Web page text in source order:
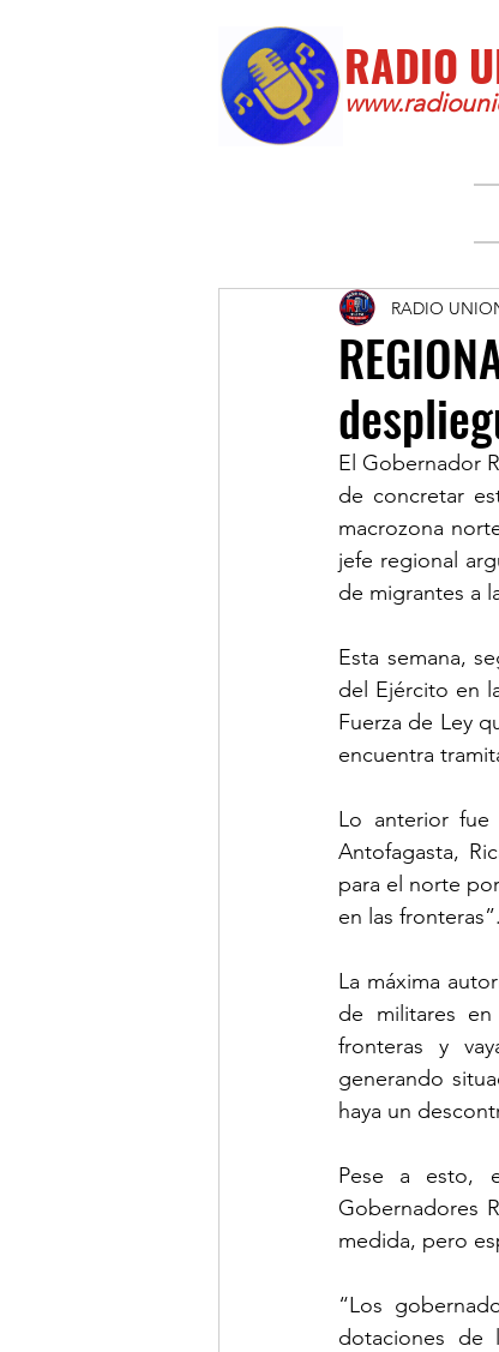
RADIO
RADIO
El Gobernador
de concretar
macrozona
jefe regional
de migrantes a
Esta semana,
del Ejército en
Fuerza de Ley
encuentra
Lo anterior
Antofagasta,
para el norte
en las fronteras”.
La máxima
de militares
fronteras y
generando
haya un
Pese a esto,
Gobernadores
medida, pero
“Los
dotaciones de